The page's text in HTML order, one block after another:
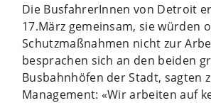
Die BusfahrerInnen von Detroit
17.März gemeinsam, sie würden
Schutzmaßnahmen nicht zur
besprachen sich an den beiden
Busbahnhöfen der Stadt, sagten
Management: «Wir arbeiten auf